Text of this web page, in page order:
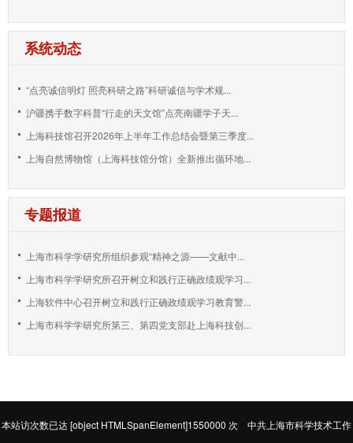
系统动态
“点亮诚信明灯 照亮科研之路”科研诚信与学术规...
沪疆携手数字科普“行走的天文馆”点亮南疆学子天...
上海科技馆召开2026年上半年工作总结会暨第三季度...
上海自然博物馆（上海科技馆分馆）全新推出循环地...
专题报道
上海市科学学研究所组织参观“精神之源——文献中...
上海市科学学研究所召开树立和践行正确政绩观学习...
上海软件中心召开树立和践行正确政绩观学习教育警...
上海市科学学研究所第三、第四党支部赴上海科技创...
本站访次数已达[object HTMLSpanElement]1550000 次 中共上海市科学技术工作